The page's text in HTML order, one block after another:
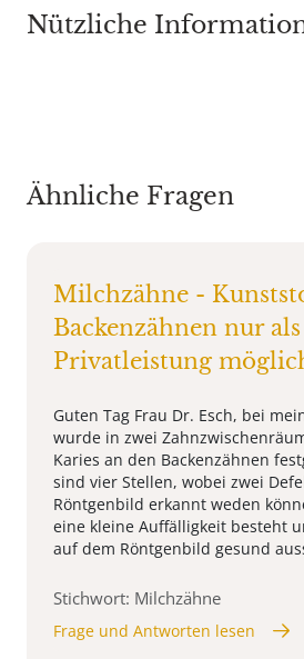
Nützliche
Ähnliche Fragen
Milchzähne -
Backenzähnen nur als
Privatleistung
Guten Tag Frau Dr. Esch, bei
wurde in zwei
Karies an den Backenzähnen
sind vier Stellen, wobei zwei
Röntgenbild erkannt weden
eine kleine Auffälligkeit besteht
auf dem Röntgenbild gesund
Stichwort: Milchzähne
Frage und Antworten lesen